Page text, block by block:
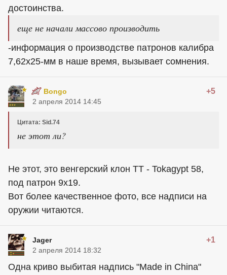
достоинства.
еще не начали массово производить
-информация о производстве патронов калибра
7,62х25-мм в наше время, вызывает сомнения.
Bongo +5
2 апреля 2014 14:45
Цитата: Sid.74
не этот ли?
Не этот, это венгерский клон ТТ - Tokagypt 58,
под патрон 9х19.
Вот более качественное фото, все надписи на
оружии читаются.
Jager +1
2 апреля 2014 18:32
Одна криво выбитая надпись "Made in China"